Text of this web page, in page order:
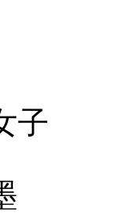
子